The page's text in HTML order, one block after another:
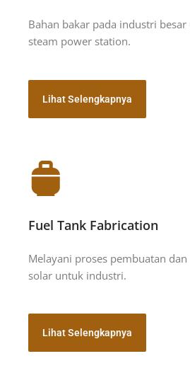
Bahan bakar pada industri
steam power station.
Lihat Selengkapnya
Fuel Tank Fabrication
Melayani proses pembuatan
solar untuk industri.
Lihat Selengkapnya